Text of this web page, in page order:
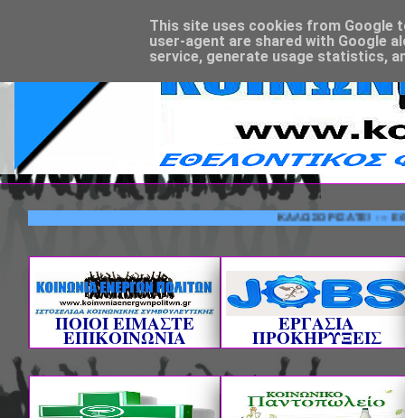
ΚΑΛΩΣΟΡΙΣΑΤΕ! ---
ΠΟΙΟΙ ΕΙΜΑΣΤΕ
ΕΠΙΚΟΙΝΩΝΙΑ
ΕΡΓΑΣΙΑ
ΠΡΟΚΗΡΥΞΕΙΣ
This site uses cookies from Google
user-agent are shared with Google
service, generate usage statistics,